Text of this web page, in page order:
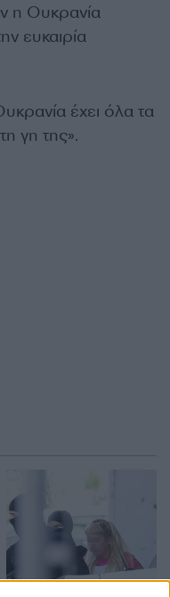
η Ουκρανία
ευκαιρία
έχει όλα τα
γη της».